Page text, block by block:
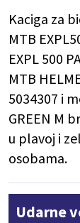
Kaciga za
MTB
EXPL 500
MTB
5034307 i
GREEN M
u plavoj i
osobama.
Udarne